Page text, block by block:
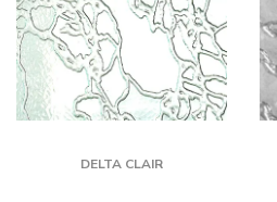
DELTA CLAIR